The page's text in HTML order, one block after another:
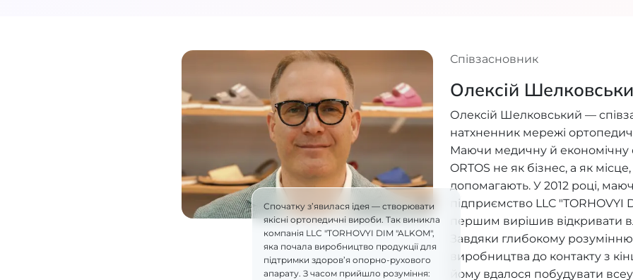
Спочатку з’явилася ідея — створювати
якісні ортопедичні вироби. Так виникла
компанія LLC "TORHOVYI DIM "ALKOM",
яка почала виробництво продукції для
підтримки здоров’я опорно-рухового
апарату. З часом прийшло розуміння:
Співзасновник
Олексій
Олексій Шелковський —
натхненник мережі
Маючи медичну й економічну
ORTOS не як бізнес, а як
допомагають. У 2012 році,
підприємство LLC "TORHOVYI
першим вирішив відкривати
Завдяки глибокому розумінню
виробництва до контакту з
йому вдалося побудувати